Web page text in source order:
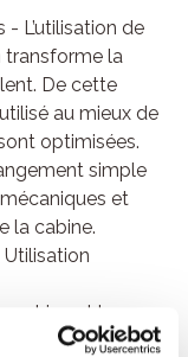
L’utilisation de
transforme la
De cette
au mieux de
optimisées.
simple
et
la cabine.
et la